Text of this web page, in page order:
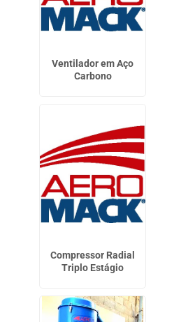
Ventilador em Aço
Carbono
Compressor Radial
Triplo Estágio